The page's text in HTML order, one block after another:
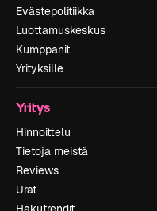
Evästepolitiikka
Luottamuskeskus
Kumppanit
Yrityksille
Yritys
Hinnoittelu
Tietoja meistä
Reviews
Urat